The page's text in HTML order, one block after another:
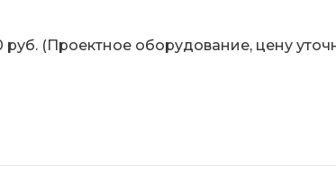
(Проектное оборудование, цену